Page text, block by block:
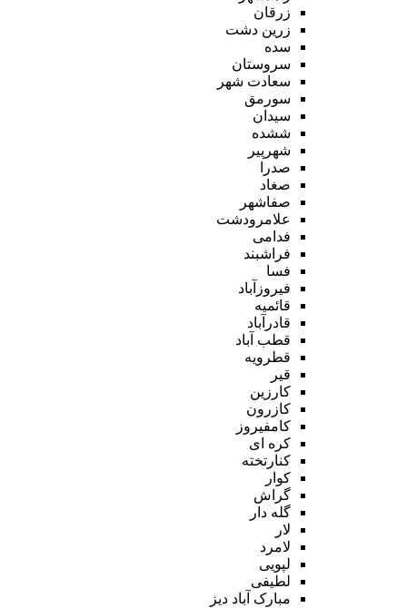
زرقان
زرین دشت
سده
سروستان
سعادت شهر
سورمق
سیدان
ششده
شهرپیر
صدرا
صغاد
صفاشهر
علامرودشت
فدامی
فراشبند
فسا
فیروزآباد
قائمیه
قادرآباد
قطب آباد
قطرویه
قیر
کارزین
کازرون
کامفیروز
کره ای
کنارتخته
کوار
گراش
گله دار
لار
لامرد
لپویی
لطیفی
مبارک آباد دیز